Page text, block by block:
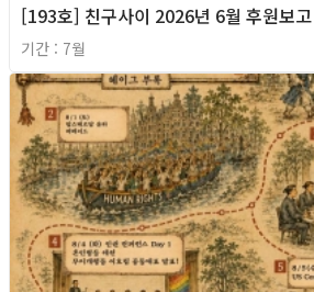
[193호] 친구사이 2026년 6월 후원보고
기간 : 7월